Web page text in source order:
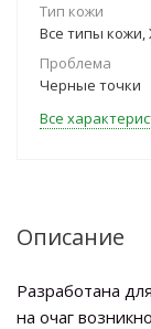
Тип кожи
Все типы
Проблема
Черные точки
Все
Описание
Разработана
на очаг